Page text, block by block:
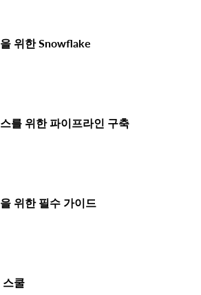
위한 Snowflake
를 위한 파이프라인 구축
위한 필수 가이드
스쿨